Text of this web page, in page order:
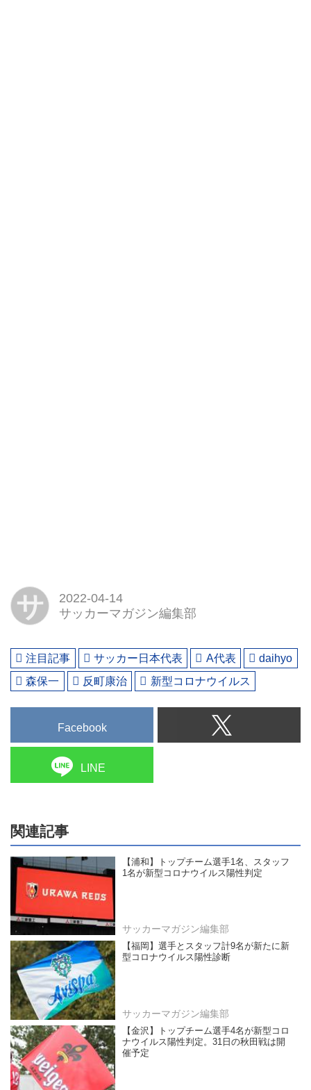
サ
2022-04-14
サッカーマガジン編集部
注目記事 サッカー日本代表 A代表
daihyo
森保一
反町康治 新型コロナウイルス
Facebook
LINE
関連記事
【浦和】トップチーム選手1名、スタッフ
1名が新型コロナウイルス陽性判定
サッカーマガジン編集部
【福岡】選手とスタッフ計9名が新たに新
型コロナウイルス陽性診断
サッカーマガジン編集部
【金沢】トップチーム選手4名が新型コロ
ナウイルス陽性判定。31日の秋田戦は開
催予定